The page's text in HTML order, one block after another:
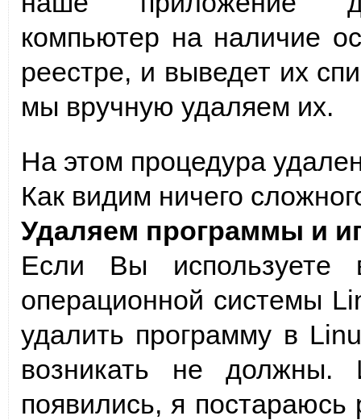
компьютер на наличие
реестре, и выведет их
мы вручную удаляем их.
На этом процедура
Как видим ничего
Удаляем программы и
Если Вы
операционной системы
удалить программу в
возникать не
появились, я постараюсь